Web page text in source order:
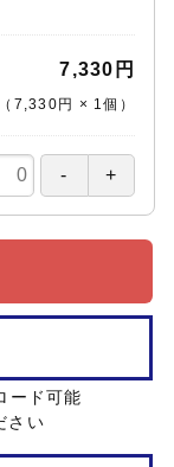
7,330円
（ 7,330円 × 1個 ）
ード可能
さい